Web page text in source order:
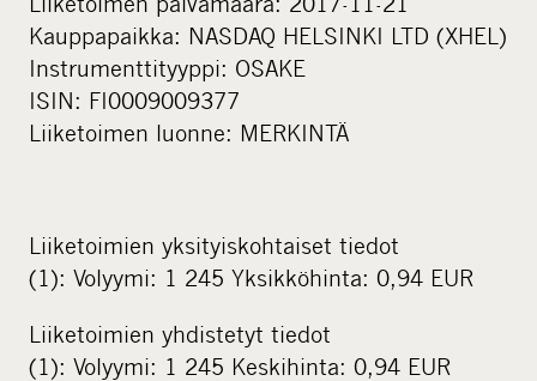
Kauppapaikka: NASDAQ HELSINKI LTD (XHEL)
Instrumenttityyppi: OSAKE
ISIN: FI0009009377
Liiketoimen luonne: MERKINTÄ
Liiketoimien yksityiskohtaiset tiedot
(1): Volyymi: 1 245 Yksikköhinta: 0,94 EUR
Liiketoimien yhdistetyt tiedot
(1): Volyymi: 1 245 Keskihinta: 0,94 EUR